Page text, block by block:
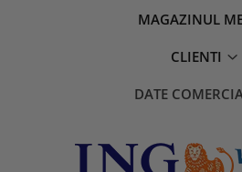
MAGAZINUL
CLIENTI
DATE